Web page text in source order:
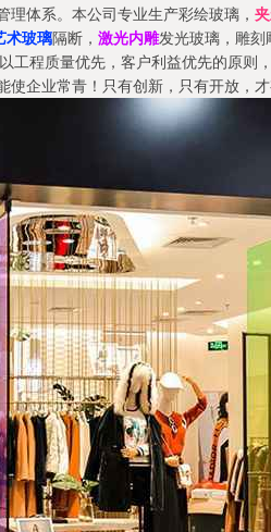
体系。本公司专业生产彩绘玻璃，
术玻璃隔断， 激光内雕发光玻璃，雕刻
程质量优先，客户利益优先的原则
企业常青！只有创新，只有开放，